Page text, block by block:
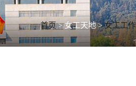
首页>女工天地>女工工作